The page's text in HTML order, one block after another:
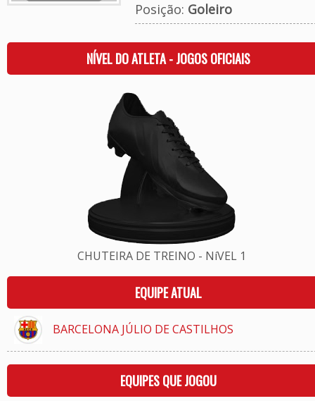
Posição: Goleiro
NÍVEL DO ATLETA - JOGOS OFICIAIS
CHUTEIRA DE TREINO - NíVEL 1
EQUIPE ATUAL
BARCELONA JÚLIO DE CASTILHOS
EQUIPES QUE JOGOU